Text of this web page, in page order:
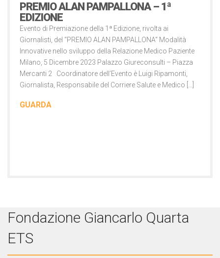
PREMIO ALAN PAMPALLONA – 1ª
EDIZIONE
Evento di Premiazione della 1ª Edizione, rivolta ai
Giornalisti, del “PREMIO ALAN PAMPALLONA“ Modalità
Innovative nello sviluppo della Relazione Medico Paziente
Milano, 5 Dicembre 2023 Palazzo Giureconsulti – Piazza
Mercanti 2 Coordinatore dell’Evento è Luigi Ripamonti,
Giornalista, Responsabile del Corriere Salute e Medico […]
GUARDA
Fondazione Giancarlo Quarta
ETS